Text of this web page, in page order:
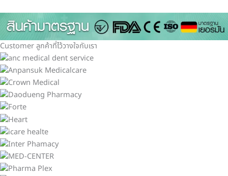
Customer ลูกค้าที่ไว้วางใจกับเรา